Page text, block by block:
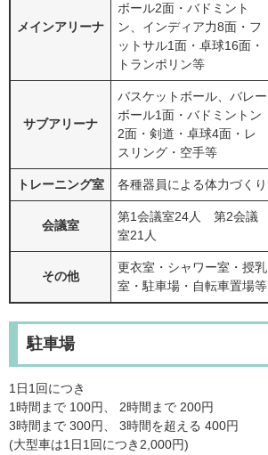
メインアリーナ
ボール2面・バドミント
ン、インディア力8面・フ
ットサル1面・卓球16面・
トランポリン等
サブアリーナ
バスケットボール、バレー
ボール1面・バドミントン
2面・剣道・卓球4面・レ
スリング・空手等
トレーニング室 各種器員による体力づくり
会議室
第1会議室24人 第2会議
室21人
その他
更衣室・シャワー室・授乳
室・駐車場・自転車置場等
駐車場
1日1回につき
1時間まで 100円、 2時間まで 200円
3時間まで 300円、 3時間を超える 400円
(大型車は1日1回につき2,000円)